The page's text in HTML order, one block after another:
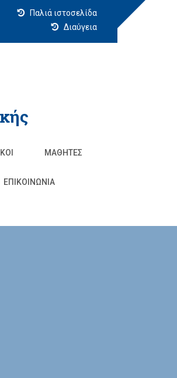
Παλιά ιστοσελίδα
Διαύγεια
ΜΑΘΗΤΈΣ
ΕΠΙΚΟΙΝΩΝΊΑ